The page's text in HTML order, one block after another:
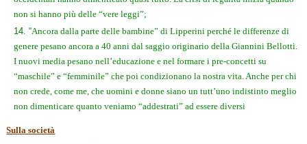
non si hanno più delle “vere leggi”;
“Ancora dalla parte delle bambine” di Lipperini perché le differenze di
genere pesano ancora a 40 anni dal saggio originario della Giannini Bellotti.
I nuovi media pesano nell’educazione e nel formare i pre-concetti su
“maschile” e “femminile” che poi condizionano la nostra vita. Anche per chi
non crede, come me, che uomini e donne siano un tutt’uno indistinto meglio
non dimenticare quanto veniamo “addestrati” ad essere diversi
Sulla società